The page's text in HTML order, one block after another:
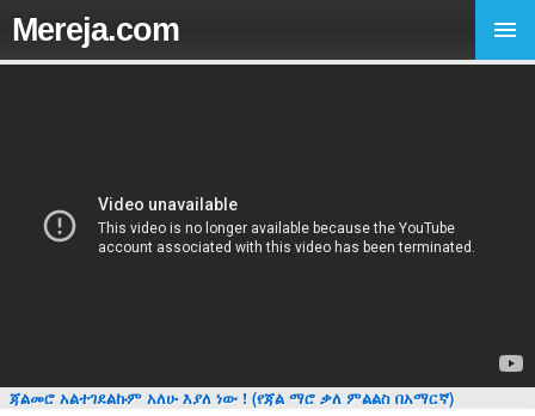
Mereja.com
ጃልመሮ አልተገደልኩም አለሁ እያለ ነው ! (የጃል ማሮ ቃለ ምልልስ በአማርኛ)